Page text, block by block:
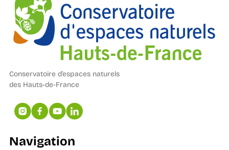
Conservatoire d’espaces naturels
des Hauts-de-France
Navigation